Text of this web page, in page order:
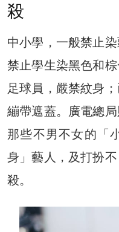
殺
中小學，一般禁止
禁止學生染黑色和
足球員，嚴禁紋身
繃帶遮蓋。廣電總
那些不男不女的「
身」藝人，及打扮
殺。